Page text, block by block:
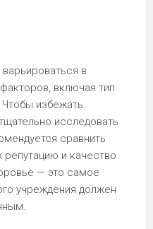
в
включая тип
избежать
исследовать
сравнить
репутацию и качество
— это самое
учреждения должен